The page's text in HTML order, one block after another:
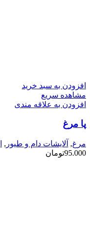
افزودن به سبد خرید
مشاهده سریع
افزودن به علاقه مندی
پا مرغ
مرغ, آلایشات دام و طیور ,
95.000تومان